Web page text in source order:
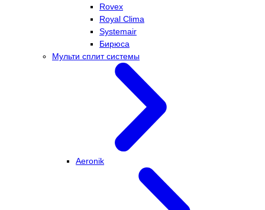
Rovex
Royal Clima
Systemair
Бирюса
Мульти сплит системы
Aeronik